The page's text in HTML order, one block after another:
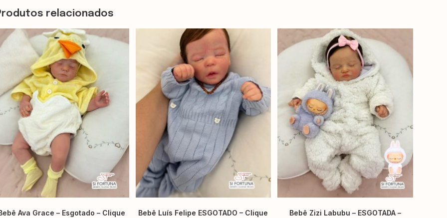
relacionados
Ava Grace – Esgotado – Clique
Bebê Luís Felipe ESGOTADO – Clique
Bebê Zizi Labubu – ESGOTADA –